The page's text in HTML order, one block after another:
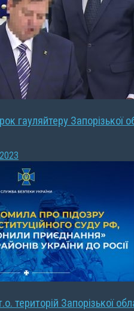
гауляйтеру Запорізької
територій Запорізької